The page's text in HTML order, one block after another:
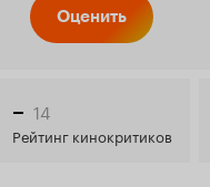
5.2
Оценить
– 14
Рейтинг кинокритиков